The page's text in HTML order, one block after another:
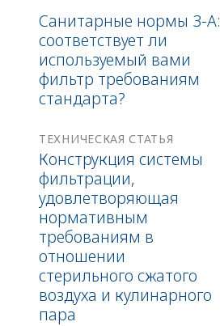
Санитарные нормы 3-A:
соответствует ли
используемый вами
фильтр требованиям
стандарта?
ТЕХНИЧЕСКАЯ СТАТЬЯ
Конструкция системы
фильтрации,
удовлетворяющая
нормативным
требованиям в
отношении
стерильного сжатого
воздуха и кулинарного
пара